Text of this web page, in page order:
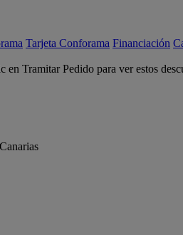
Tarjeta Conforama Financiación
Tramitar Pedido para ver estos
Canarias